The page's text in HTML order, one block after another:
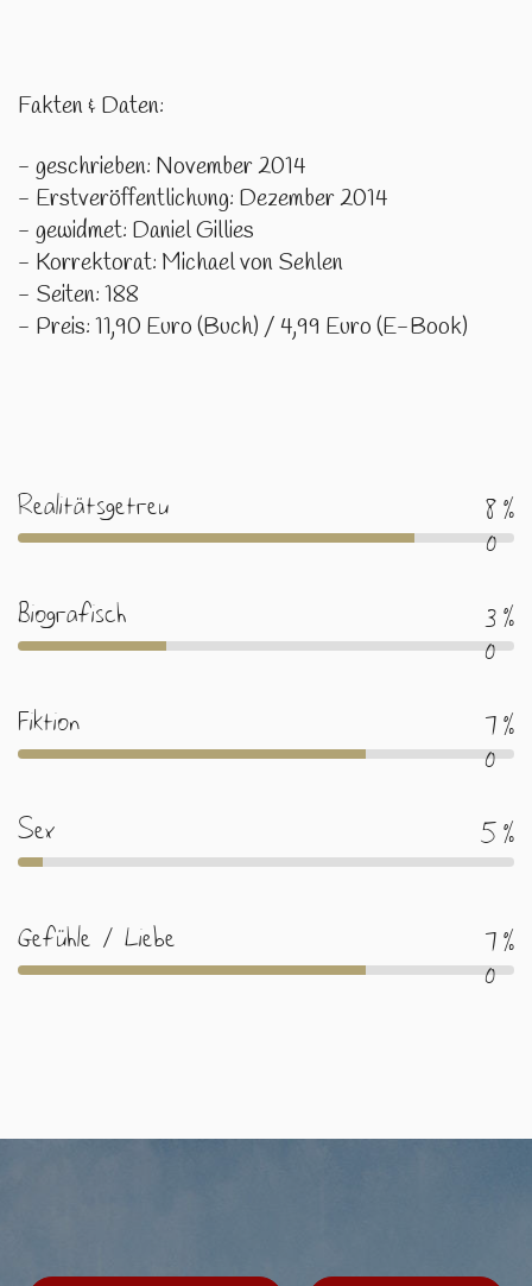
Fakten & Daten:
- geschrieben: November 2014
- Erstveröffentlichung: Dezember 2014
- gewidmet: Daniel Gillies
- Korrektorat: Michael von Sehlen
- Seiten: 188
- Preis: 11,90 Euro (Buch) / 4,99 Euro (E-Book)
Realitätsgetreu %
Biografisch %
Fiktion %
Sex %
Gefühle / Liebe %